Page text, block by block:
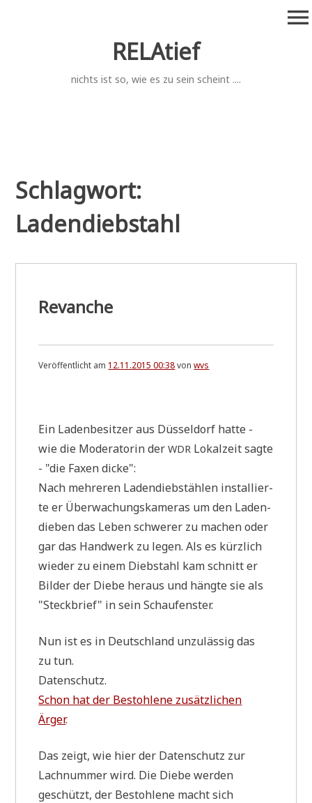
RELAtief
nichts ist so, wie es zu sein scheint ....
menu
Schlagwort:
Ladendiebstahl
Revanche
Veröffentlicht am 12.11.2015 00:38vonwvs
Ein Laden­be­sit­zer aus Düs­sel­dorf hat­te -
wie die Mode­ra­to­rin derWDR Lokal­zeit sag­te
- "die Faxen dicke":
Nach meh­re­ren Laden­dieb­stäh­len instal­lier­
te er Über­wa­chungs­ka­me­ras um den Laden­
die­ben das Leben schwe­rer zu machen oder
gar das Hand­werk zu legen. Als es kürz­lich
wie­der zu einem Dieb­stahl kam schnitt er
Bil­der der Die­be her­aus und häng­te sie als
"Steck­brief" in sein Schaufenster.
Nun ist es in Deutsch­land unzu­läs­sig das
zu tun.
Datenschutz.
Schon hat der Bestoh­le­ne zusätz­li­chen
Ärger.
Das zeigt, wie hier der Daten­schutz zur
Lach­num­mer wird. Die Die­be wer­den
geschützt, der Bestoh­le­ne macht sich